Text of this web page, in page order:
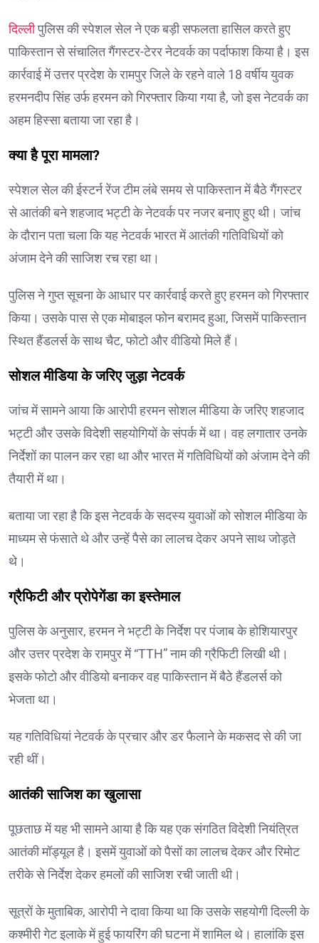
दिल्लीपुलिस की स्पेशल सेल ने एक बड़ी सफलता हासिल करते हुए
पाकिस्तान से संचालित गैंगस्टर-टेरर नेटवर्क का पर्दाफाश किया है। इस
कार्रवाई में उत्तर प्रदेश के रामपुर जिले के रहने वाले 18 वर्षीय युवक
हरमनदीप सिंह उर्फ हरमन को गिरफ्तार किया गया है, जो इस नेटवर्क का
अहम हिस्सा बताया जा रहा है।
क्या है पूरा मामला?
स्पेशल सेल की ईस्टर्न रेंज टीम लंबे समय से पाकिस्तान में बैठे गैंगस्टर
से आतंकी बने शहजाद भट्टी के नेटवर्क पर नजर बनाए हुए थी। जांच
के दौरान पता चला कि यह नेटवर्क भारत में आतंकी गतिविधियों को
अंजाम देने की साजिश रच रहा था।
पुलिस ने गुप्त सूचना के आधार पर कार्रवाई करते हुए हरमन को गिरफ्तार
किया। उसके पास से एक मोबाइल फोन बरामद हुआ, जिसमें पाकिस्तान
स्थित हैंडलर्स के साथ चैट, फोटो और वीडियो मिले हैं।
सोशल मीडिया के जरिए जुड़ा नेटवर्क
जांच में सामने आया कि आरोपी हरमन सोशल मीडिया के जरिए शहजाद
भट्टी और उसके विदेशी सहयोगियों के संपर्क में था। वह लगातार उनके
निर्देशों का पालन कर रहा था और भारत में गतिविधियों को अंजाम देने की
तैयारी में था।
बताया जा रहा है कि इस नेटवर्क के सदस्य युवाओं को सोशल मीडिया के
माध्यम से फंसाते थे और उन्हें पैसे का लालच देकर अपने साथ जोड़ते
थे।
ग्रैफिटी और प्रोपेगेंडा का इस्तेमाल
पुलिस के अनुसार, हरमन ने भट्टी के निर्देश पर पंजाब के होशियारपुर
और उत्तर प्रदेश के रामपुर में “TTH” नाम की ग्रैफिटी लिखी थी।
इसके फोटो और वीडियो बनाकर वह पाकिस्तान में बैठे हैंडलर्स को
भेजता था।
यह गतिविधियां नेटवर्क के प्रचार और डर फैलाने के मकसद से की जा
रही थीं।
आतंकी साजिश का खुलासा
पूछताछ में यह भी सामने आया है कि यह एक संगठित विदेशी नियंत्रित
आतंकी मॉड्यूल है। इसमें युवाओं को पैसों का लालच देकर और रिमोट
तरीके से निर्देश देकर हमलों की साजिश रची जाती थी।
सूत्रों के मुताबिक, आरोपी ने दावा किया था कि उसके सहयोगी दिल्ली के
कश्मीरी गेट इलाके में हुई फायरिंग की घटना में शामिल थे। हालांकि इस